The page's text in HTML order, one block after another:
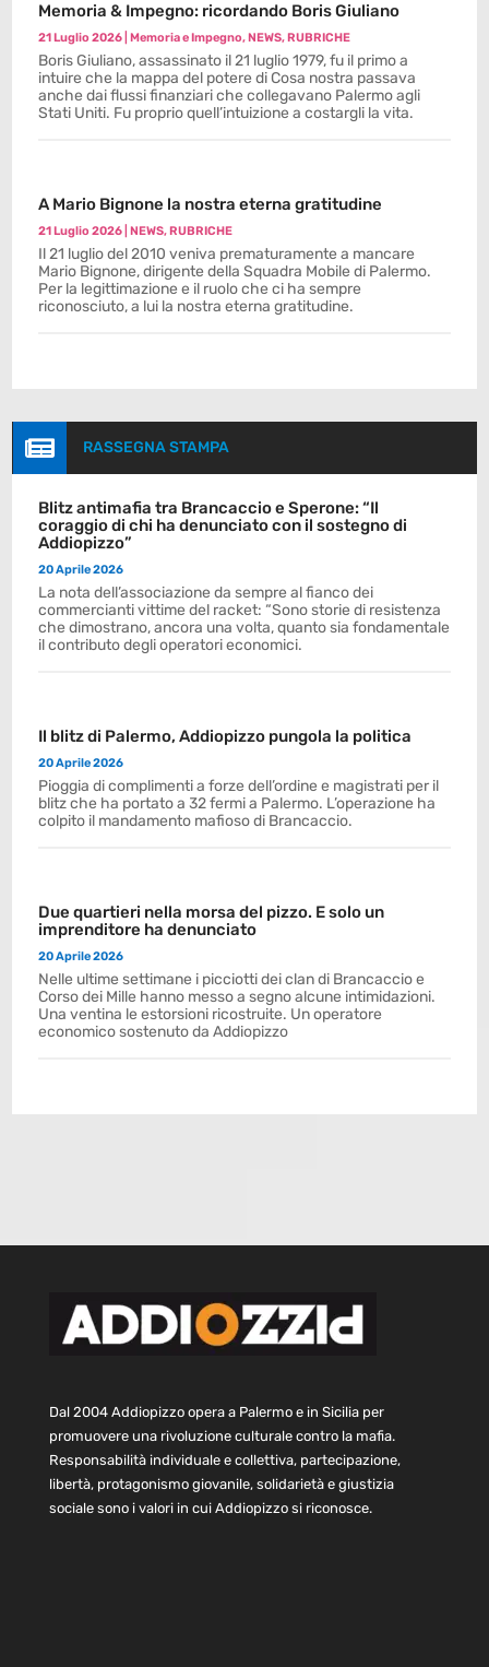
Memoria & Impegno: ricordando Boris Giuliano
21 Luglio 2026 |Memoria e Impegno,NEWS,RUBRICHE
Boris Giuliano, assassinato il 21 luglio 1979, fu il primo a
intuire che la mappa del potere di Cosa nostra passava
anche dai flussi finanziari che collegavano Palermo agli
Stati Uniti. Fu proprio quell’intuizione a costargli la vita.
A Mario Bignone la nostra eterna gratitudine
21 Luglio 2026 |NEWS,RUBRICHE
Il 21 luglio del 2010 veniva prematuramente a mancare
Mario Bignone, dirigente della Squadra Mobile di Palermo.
Per la legittimazione e il ruolo che ci ha sempre
riconosciuto, a lui la nostra eterna gratitudine.
 RASSEGNA STAMPA
Blitz antimafia tra Brancaccio e Sperone: “Il
coraggio di chi ha denunciato con il sostegno di
Addiopizzo”
20 Aprile 2026
La nota dell’associazione da sempre al fianco dei
commercianti vittime del racket: “Sono storie di resistenza
che dimostrano, ancora una volta, quanto sia fondamentale
il contributo degli operatori economici.
Il blitz di Palermo, Addiopizzo pungola la politica
20 Aprile 2026
Pioggia di complimenti a forze dell’ordine e magistrati per il
blitz che ha portato a 32 fermi a Palermo. L’operazione ha
colpito il mandamento mafioso di Brancaccio.
Due quartieri nella morsa del pizzo. E solo un
imprenditore ha denunciato
20 Aprile 2026
Nelle ultime settimane i picciotti dei clan di Brancaccio e
Corso dei Mille hanno messo a segno alcune intimidazioni.
Una ventina le estorsioni ricostruite. Un operatore
economico sostenuto da Addiopizzo
Dal 2004 Addiopizzo opera a Palermo e in Sicilia per
promuovere una rivoluzione culturale contro la mafia.
Responsabilità individuale e collettiva, partecipazione,
libertà, protagonismo giovanile, solidarietà e giustizia
sociale sono i valori in cui Addiopizzo si riconosce.